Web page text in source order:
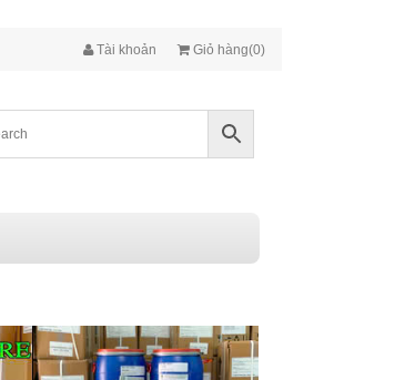
Tài khoản Giỏ hàng(0)